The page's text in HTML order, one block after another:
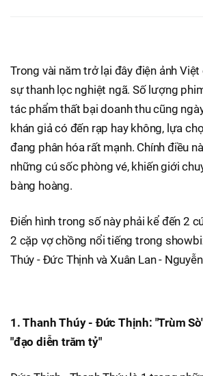
Trong vài năm trở lại đây điện ảnh
sự thanh lọc nghiệt ngã. Số lượng
tác phẩm thất bại doanh thu cũng
khán giả có đến rạp hay không, lựa
đang phân hóa rất mạnh. Chính điều
những cú sốc phòng vé, khiến giới
bàng hoàng.
Điển hình trong số này phải kể đến 2
2 cặp vợ chồng nổi tiếng trong
Thúy - Đức Thịnh và Xuân Lan -
1. Thanh Thúy - Đức Thịnh: "Trùm
"đạo diễn trăm tỷ"